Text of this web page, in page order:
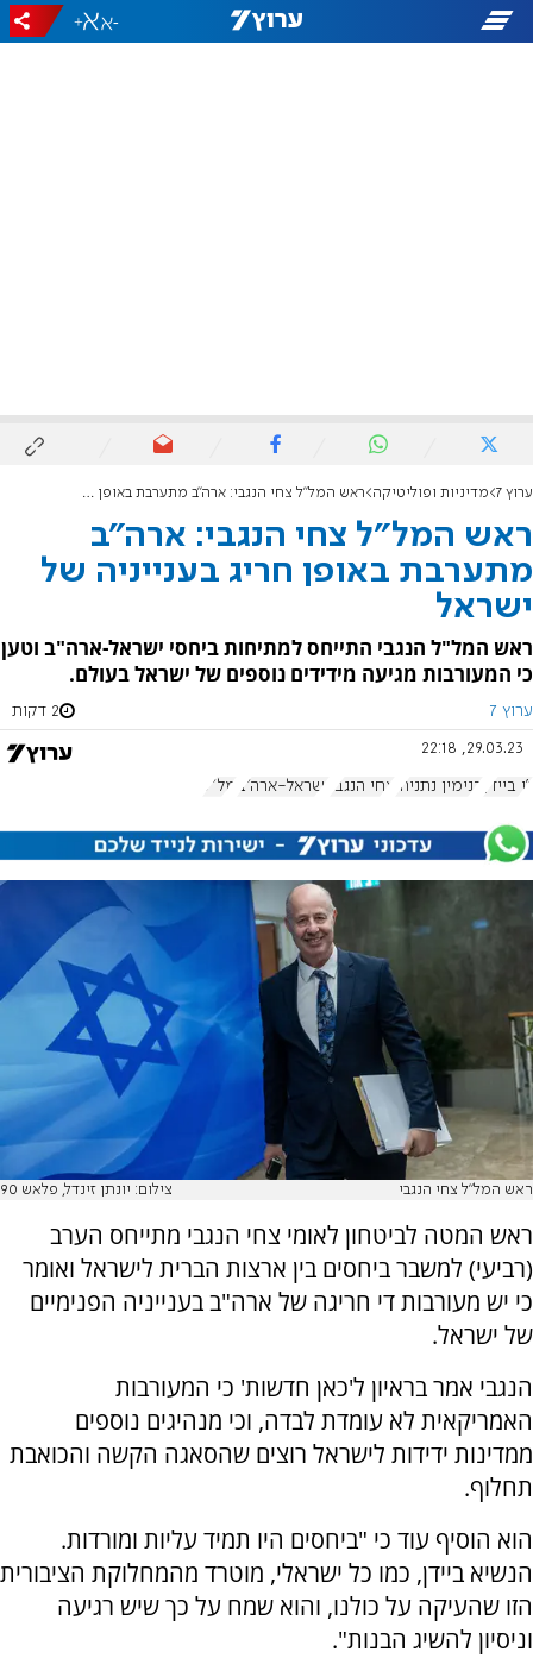
-
+
ערוץ 7 מדיניות ופוליטיקה ראש המל"ל צחי הנגבי: ארה"ב מתערבת באופן חריג בענייניה של ישראל
ראש המל"ל צחי הנגבי: ארה"ב
מתערבת באופן חריג בענייניה של
ישראל
ראש המל"ל הנגבי התייחס למתיחות ביחסי ישראל-ארה"ב וטען
כי המעורבות מגיעה מידידים נוספים של ישראל בעולם.
ערוץ 7 2 דקות
29.03.23, 22:18
ג'ו ביידן בנימין נתניהו צחי הנגבי ישראל-ארה"ב מל"ל
ראש המל"ל צחי הנגבי צילום: יונתן זינדל, פלאש 90
ראש המטה לביטחון לאומי צחי הנגבי מתייחס הערב
(רביעי) למשבר ביחסים בין ארצות הברית לישראל ואומר
כי יש מעורבות די חריגה של ארה"ב בענייניה הפנימיים
של ישראל.
הנגבי אמר בראיון ל'כאן חדשות' כי המעורבות
האמריקאית לא עומדת לבדה, וכי מנהיגים נוספים
ממדינות ידידות לישראל רוצים שהסאגה הקשה והכואבת
תחלוף.
הוא הוסיף עוד כי "ביחסים היו תמיד עליות ומורדות.
הנשיא ביידן, כמו כל ישראלי, מוטרד מהמחלוקת הציבורית
הזו שהעיקה על כולנו, והוא שמח על כך שיש רגיעה
וניסיון להשיג הבנות".